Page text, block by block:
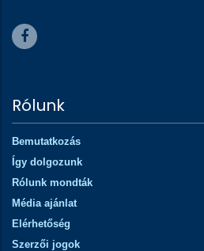
Rólunk
Bemutatkozás
Így dolgozunk
Rólunk mondták
Média ajánlat
Elérhetőség
Szerzői jogok